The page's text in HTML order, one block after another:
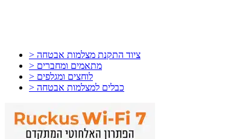
> ציוד התקנת מצלמות אבטחה
> מתאמים ומחברים
> לוחצים ומגלפים
> כבלים למצלמות אבטחה